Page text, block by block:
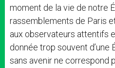
moment de la vie de notre
rassemblements de Paris
aux observateurs attentifs
donnée trop souvent
sans avenir ne correspond